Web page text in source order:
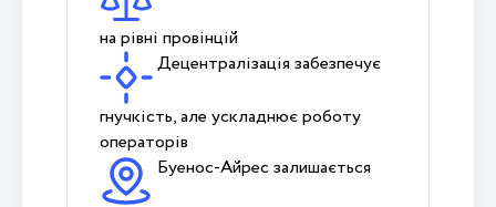
на рівні провінцій
Децентралізація забезпечує
гнучкість, але ускладнює роботу
операторів
Буенос-Айрес залишається